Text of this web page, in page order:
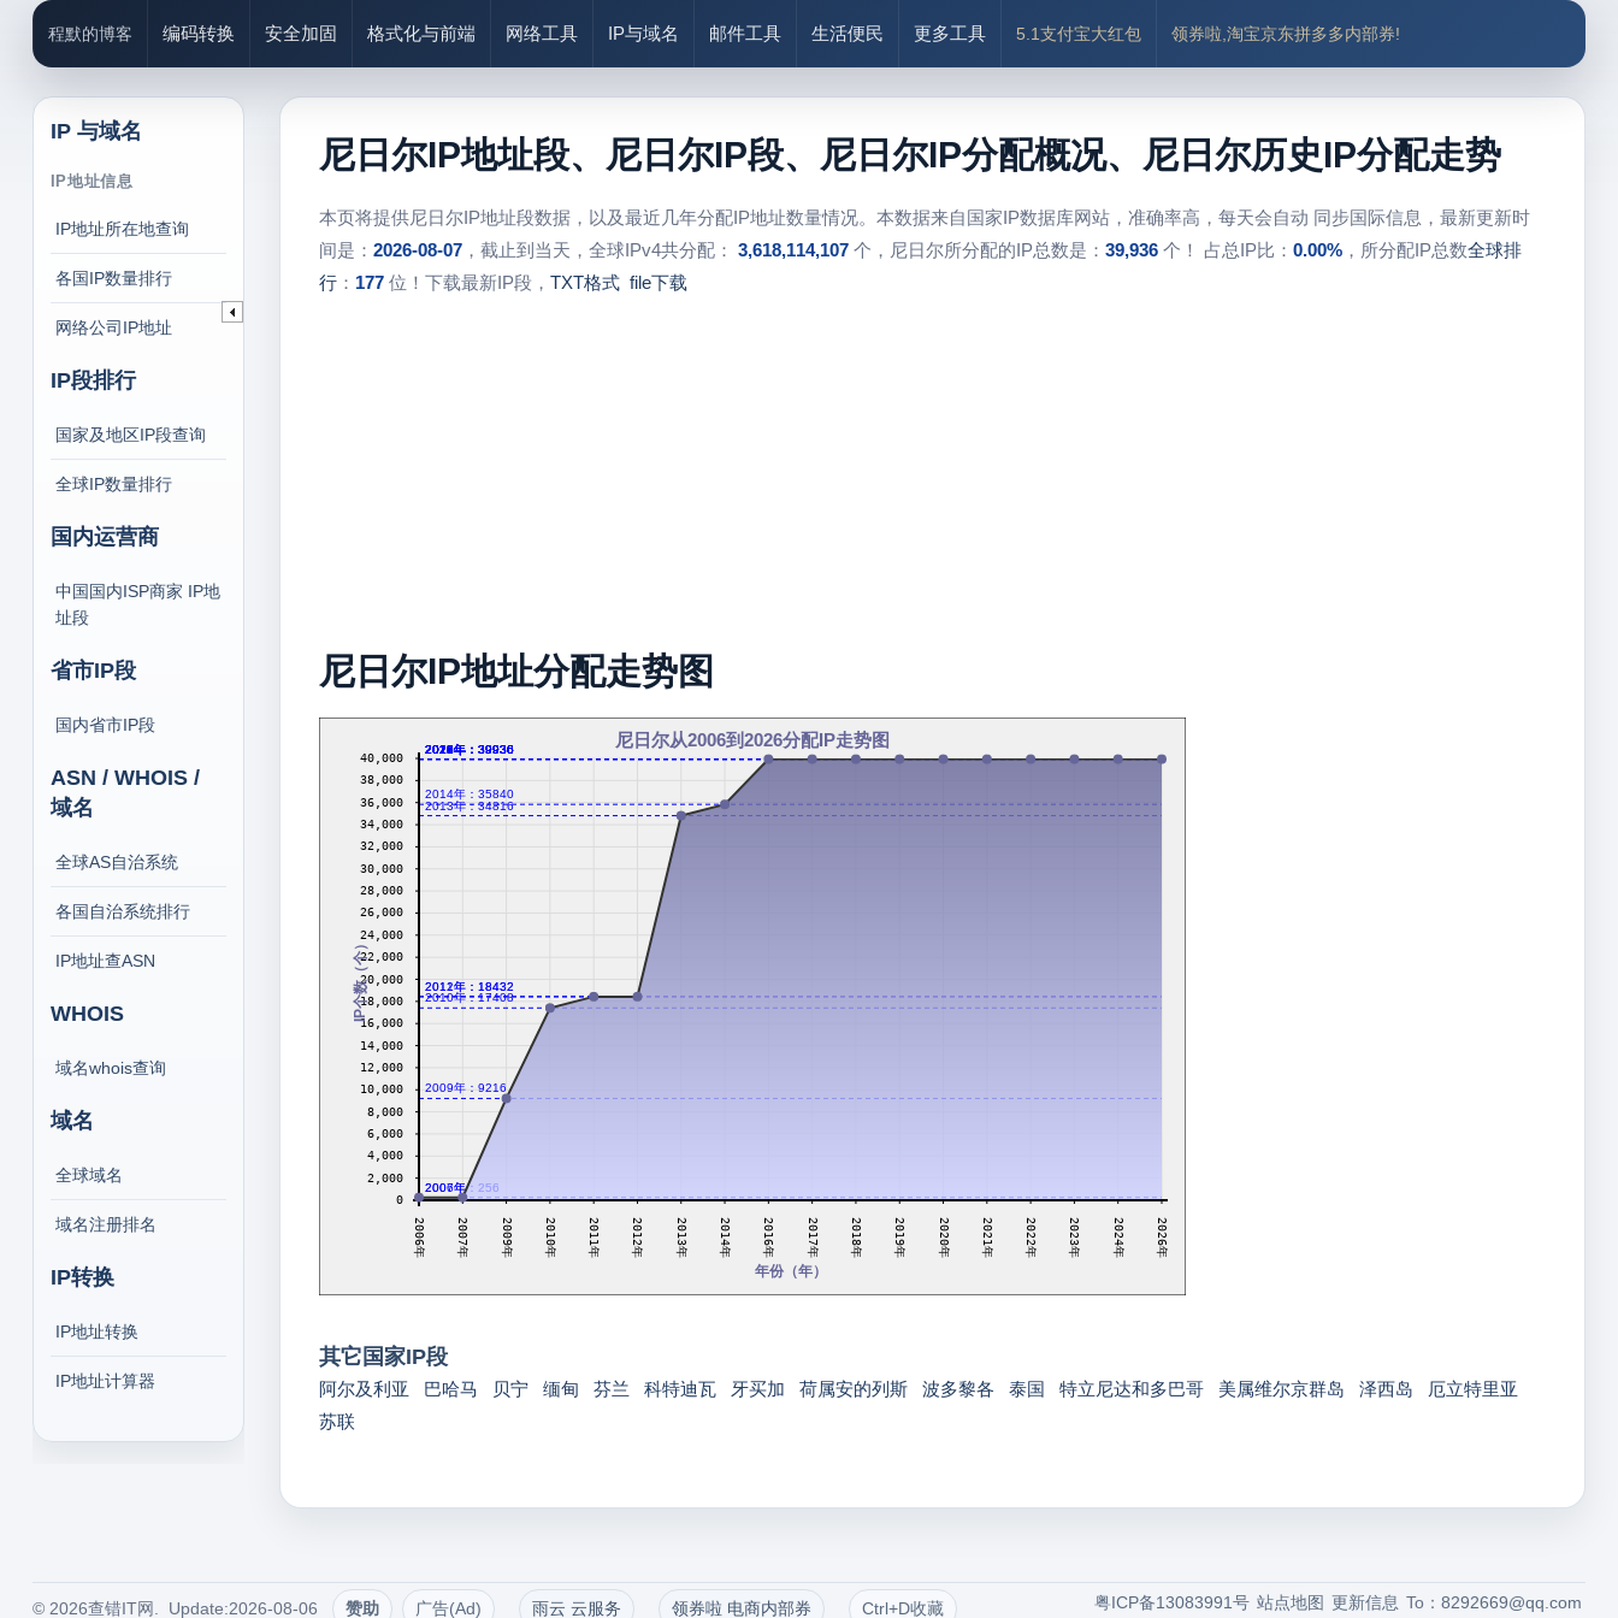
程默的博客 编码转换 安全加固 格式化与前端 网络工具 IP与域名 邮件工具 生活便民 更多工具 5.1支付宝大红包 领券啦,淘宝京东拼多多内部券!
IP 与域名
IP地址信息
IP地址所在地查询
各国IP数量排行
网络公司IP地址
IP段排行
国家及地区IP段查询
全球IP数量排行
国内运营商
中国国内ISP商家 IP地
址段
省市IP段
国内省市IP段
ASN / WHOIS /
域名
全球AS自治系统
各国自治系统排行
IP地址查ASN
WHOIS
域名whois查询
域名
全球域名
域名注册排名
IP转换
IP地址转换
IP地址计算器
尼日尔IP地址段、尼日尔IP段、尼日尔IP分配概况、尼日尔历史IP分配走势
本页将提供尼日尔IP地址段数据，以及最近几年分配IP地址数量情况。本数据来自国家IP数据库网站，准确率高，每天会自动 同步国际信息，最新更新时
间是： 2026-08-07，截止到当天，全球IPv4共分配： 3,618,114,107个，尼日尔所分配的IP总数是： 39,936个！ 占总IP比： 0.00%，所分配IP总数全球排
行： 177位！下载最新IP段， TXT格式 file下载
尼日尔IP地址分配走势图
尼日尔从2006到2026分配IP走势图
2006年：256
2007年：256
2009年：9216
2010年：17408
2011年：18432
2012年：18432
2013年：34816
2014年：35840
2016年：39936
2017年：39936
2018年：39936
2019年：39936
2020年：39936
2021年：39936
2022年：39936
2023年：39936
2024年：39936
2026年：39936
0
2,000
4,000
6,000
8,000
10,000
12,000
14,000
16,000
18,000
20,000
22,000
24,000
26,000
28,000
30,000
32,000
34,000
36,000
38,000
40,000
2006年 2007年 2009年 2010年 2011年 2012年 2013年 2014年 2016年 2017年 2018年 2019年 2020年 2021年 2022年 2023年 2024年 2026年
年份（年）
IP个数（个）
其它国家IP段
阿尔及利亚 巴哈马 贝宁 缅甸 芬兰 科特迪瓦 牙买加 荷属安的列斯 波多黎各 泰国 特立尼达和多巴哥 美属维尔京群岛 泽西岛
厄立特里亚
苏联
© 2026查错IT网. Update:2026-08-06 赞助 广告(Ad) 雨云 云服务 领券啦 电商内部券 Ctrl+D收藏 To：8292669@qq.com
更新信息
站点地图
粤ICP备13083991号